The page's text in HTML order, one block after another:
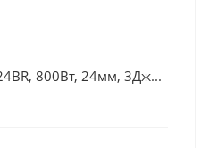
800Вт, 24мм, 3Дж...